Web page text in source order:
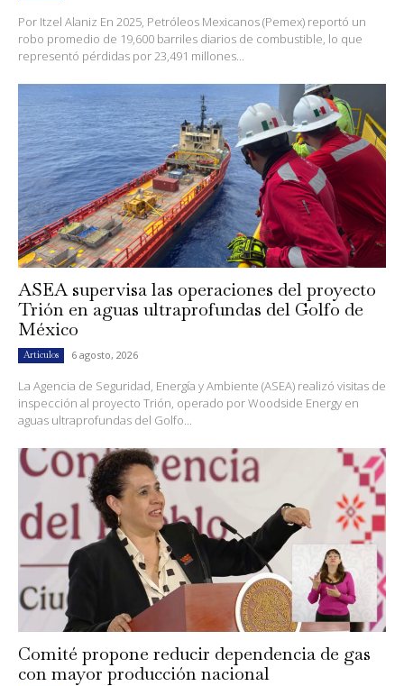
Por Itzel Alaniz En 2025, Petróleos Mexicanos (Pemex) reportó un
robo promedio de 19,600 barriles diarios de combustible, lo que
representó pérdidas por 23,491 millones...
ASEA supervisa las operaciones del proyecto
Trión en aguas ultraprofundas del Golfo de
México
Artículos 6 agosto, 2026
La Agencia de Seguridad, Energía y Ambiente (ASEA) realizó visitas de
inspección al proyecto Trión, operado por Woodside Energy en
aguas ultraprofundas del Golfo...
Comité propone reducir dependencia de gas
con mayor producción nacional